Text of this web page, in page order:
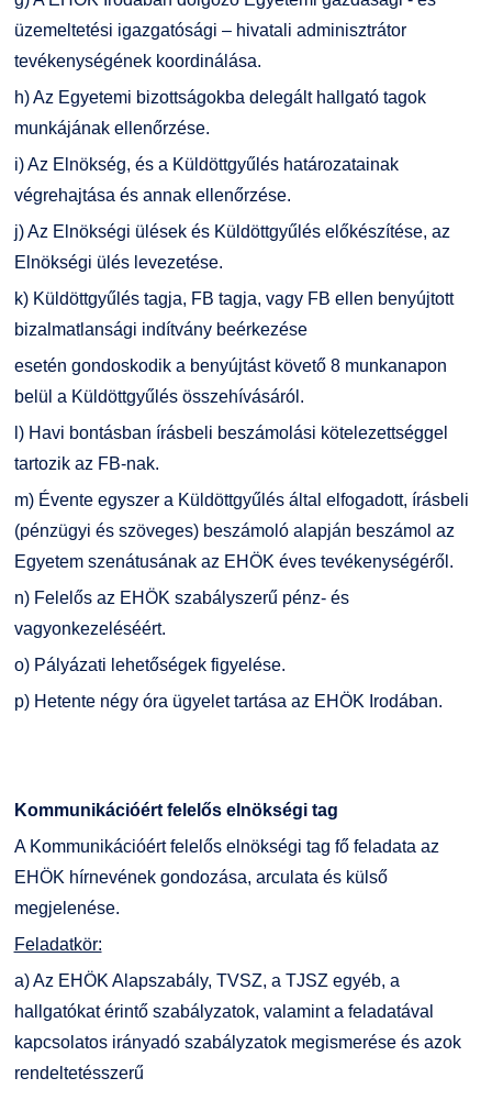
üzemeltetési igazgatósági – hivatali adminisztrátor
tevékenységének koordinálása.
h) Az Egyetemi bizottságokba delegált hallgató tagok
munkájának ellenőrzése.
i) Az Elnökség, és a Küldöttgyűlés határozatainak
végrehajtása és annak ellenőrzése.
j) Az Elnökségi ülések és Küldöttgyűlés előkészítése, az
Elnökségi ülés levezetése.
k) Küldöttgyűlés tagja, FB tagja, vagy FB ellen benyújtott
bizalmatlansági indítvány beérkezése
esetén gondoskodik a benyújtást követő 8 munkanapon
belül a Küldöttgyűlés összehívásáról.
l) Havi bontásban írásbeli beszámolási kötelezettséggel
tartozik az FB-nak.
m) Évente egyszer a Küldöttgyűlés által elfogadott, írásbeli
(pénzügyi és szöveges) beszámoló alapján beszámol az
Egyetem szenátusának az EHÖK éves tevékenységéről.
n) Felelős az EHÖK szabályszerű pénz- és
vagyonkezeléséért.
o) Pályázati lehetőségek figyelése.
p) Hetente négy óra ügyelet tartása az EHÖK Irodában.
Kommunikációért felelős elnökségi tag
A Kommunikációért felelős elnökségi tag fő feladata az
EHÖK hírnevének gondozása, arculata és külső
megjelenése.
Feladatkör:
a) Az EHÖK Alapszabály, TVSZ, a TJSZ egyéb, a
hallgatókat érintő szabályzatok, valamint a feladatával
kapcsolatos irányadó szabályzatok megismerése és azok
rendeltetésszerű